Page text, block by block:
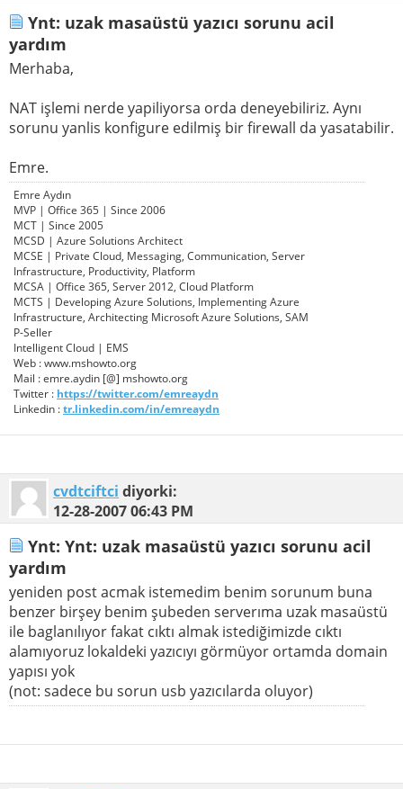
Ynt: uzak masaüstü yazıcı sorunu acil
yardım
Merhaba,
NAT işlemi nerde yapiliyorsa orda deneyebiliriz. Aynı
sorunu yanlis konfigure edilmiş bir firewall da yasatabilir.
Emre.
Emre Aydın
MVP | Office 365 | Since 2006
MCT | Since 2005
MCSD | Azure Solutions Architect
MCSE | Private Cloud, Messaging, Communication, Server
Infrastructure, Productivity, Platform
MCSA | Office 365, Server 2012, Cloud Platform
MCTS | Developing Azure Solutions, Implementing Azure
Infrastructure, Architecting Microsoft Azure Solutions, SAM
P-Seller
Intelligent Cloud | EMS
Web : www.mshowto.org
Mail : emre.aydin [@] mshowto.org
Twitter : https://twitter.com/emreaydn
Linkedin :tr.linkedin.com/in/emreaydn
cvdtciftci diyorki:
12-28-200706:43 PM
Ynt: Ynt: uzak masaüstü yazıcı sorunu acil
yardım
yeniden post acmak istemedim benim sorunum buna
benzer birşey benim şubeden serverıma uzak masaüstü
ile baglanılıyor fakat cıktı almak istediğimizde cıktı
alamıyoruz lokaldeki yazıcıyı görmüyor ortamda domain
yapısı yok
(not: sadece bu sorun usb yazıcılarda oluyor)